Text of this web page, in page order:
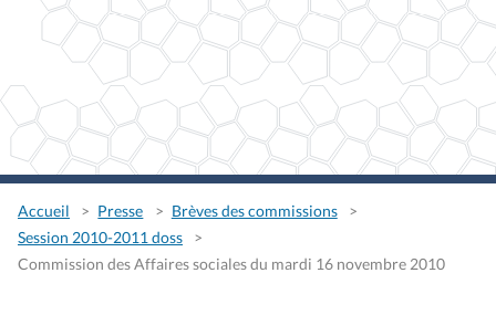
Accueil Presse
Brèves des commissions
Session 2010-2011 doss
Commission des Affaires sociales du mardi 16 novembre 2010